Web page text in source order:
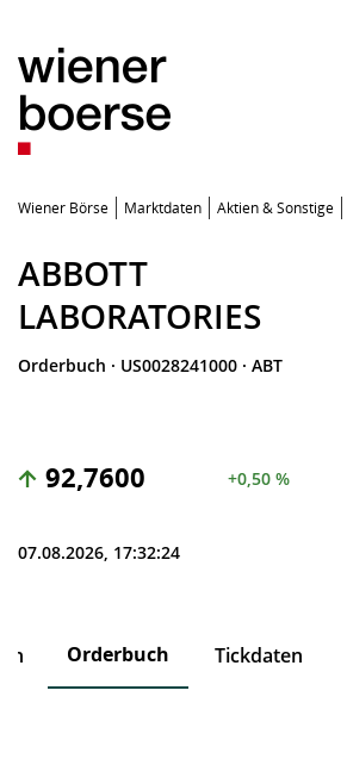
Wiener Börse Marktdaten Aktien & Sonstige
ABBOTT
LABORATORIES
Orderbuch · US0028241000 · ABT
92,7600 +0,50 %
07.08.2026, 17:32:24
Orderbuch Tickdaten